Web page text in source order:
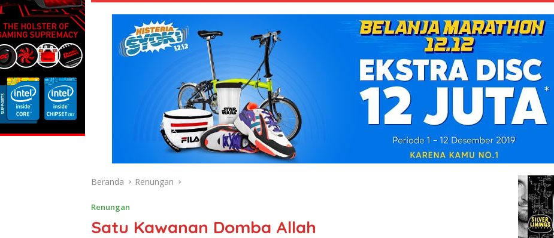
Beranda Renungan
Renungan
Satu Kawanan Domba Allah